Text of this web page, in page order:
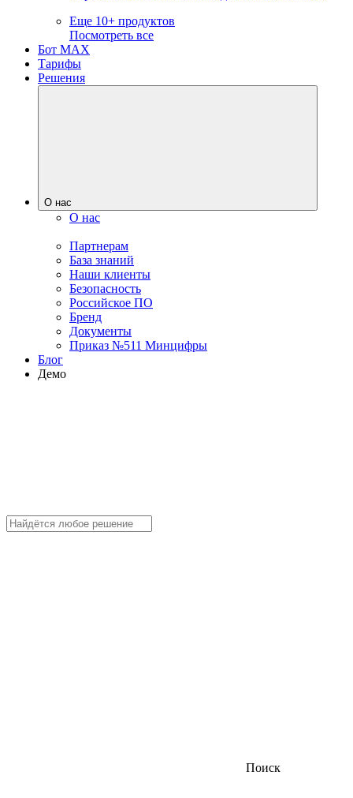
Еще 10+ продуктов
Посмотреть все
Бот MAX
Тарифы
Решения
О нас
О нас
Партнерам
База знаний
Наши клиенты
Безопасность
Российское ПО
Бренд
Документы
Приказ №511 Минцифры
Блог
Демо
Поиск